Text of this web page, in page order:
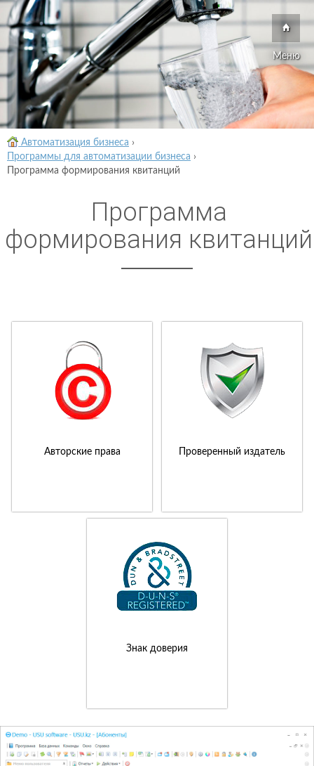
Меню
Автоматизация бизнеса ›
Программы для автоматизации бизнеса ›
Программа формирования квитанций
Программа
формирования квитанций
Авторские права Проверенный издатель
Знак доверия